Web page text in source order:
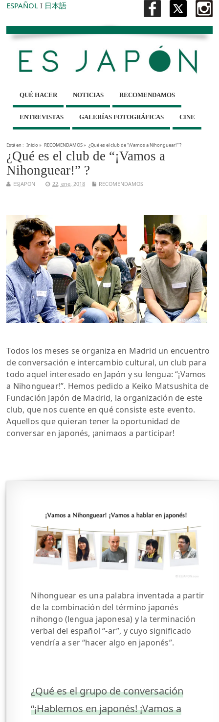
ESPAÑOL I 日本語
QUÉ HACER NOTICIAS RECOMENDAMOS
ENTREVISTAS GALERÍAS FOTOGRÁFICAS CINE
Está en : Inicio» RECOMENDAMOS» ¿Qué es el club de “¡Vamos a Nihonguear!” ?
¿Qué es el club de “¡Vamos a
Nihonguear!” ?
ESJAPON 22, ene, 2018 RECOMENDAMOS
Todos los meses se organiza en Madrid un encuentro
de conversación e intercambio cultural, un club para
todo aquel interesado en Japón y su lengua: “¡Vamos
a Nihonguear!”. Hemos pedido a Keiko Matsushita de
Fundación Japón de Madrid, la organización de este
club, que nos cuente en qué consiste este evento.
Aquellos que quieran tener la oportunidad de
conversar en japonés, ¡animaos a participar!
Nihonguear es una palabra inventada a partir
de la combinación del término japonés
nihongo (lengua japonesa) y la terminación
verbal del español “-ar”, y cuyo significado
vendría a ser “hacer algo en japonés”.
¿Qué es el grupo de conversación
“¡Hablemos en japonés! ¡Vamos a